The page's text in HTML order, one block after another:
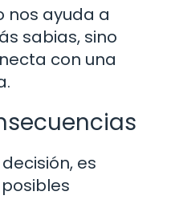
nos ayuda a
sabias, sino
con una
es